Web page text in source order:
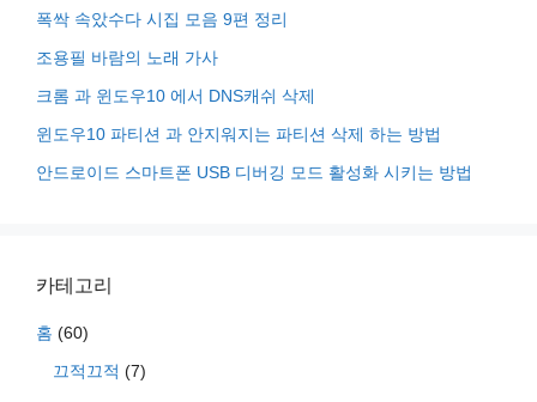
폭싹 속았수다 시집 모음 9편 정리
조용필 바람의 노래 가사
크롬 과 윈도우10 에서 DNS캐쉬 삭제
윈도우10 파티션 과 안지워지는 파티션 삭제 하는 방법
안드로이드 스마트폰 USB 디버깅 모드 활성화 시키는 방법
카테고리
홈 (60)
끄적끄적 (7)